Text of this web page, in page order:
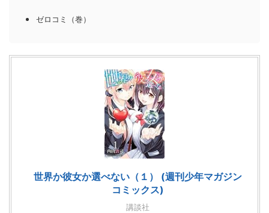
ゼロコミ（巻）
世界か彼女か選べない（１） (週刊少年マガジン
コミックス)
講談社